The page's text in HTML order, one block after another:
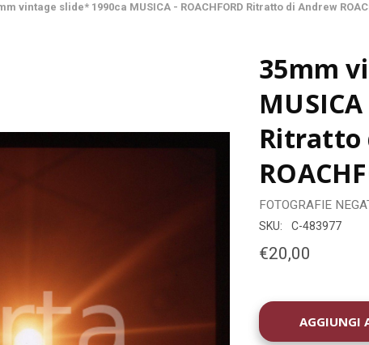
vintage slide* 1990ca MUSICA - ROACHFORD Ritratto di Andrew
35mm
Ritratto
FOTOGRAFIE
SKU: C-483977
€20,00
DISPONIBILITÀ
ATTUALE: